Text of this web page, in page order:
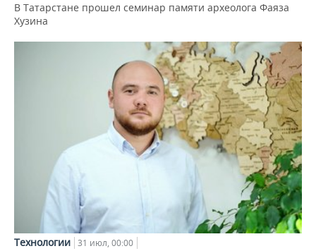
В Татарстане прошел семинар памяти археолога Фаяза
Хузина
Технологии 31 июл, 00:00